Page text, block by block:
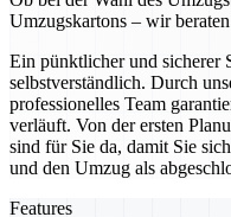
Umzugskartons – wir
Ein pünktlicher und sicherer
selbstverständlich. Durch
professionelles Team
verläuft. Von der ersten
sind für Sie da, damit Sie
und den Umzug als
Features